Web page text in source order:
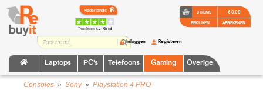
TrustScore:4.2 • Goed
Laptops PC's Telefoons Gaming Overige
Inloggen Registeren
0 ITEMS
BEKIJKEN
€ 0,00
AFREKENEN
Consoles » Sony» Playstation 4 PRO